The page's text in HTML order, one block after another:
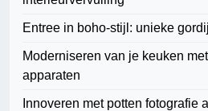
Entree in boho-stijl: unieke
Moderniseren van je keuken
apparaten
Innoveren met potten fotografie